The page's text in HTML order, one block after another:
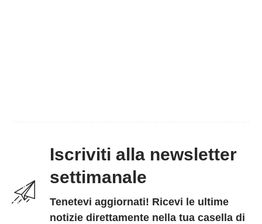
Iscriviti alla newsletter
settimanale
Tenetevi aggiornati! Ricevi le ultime
notizie direttamente nella tua casella di